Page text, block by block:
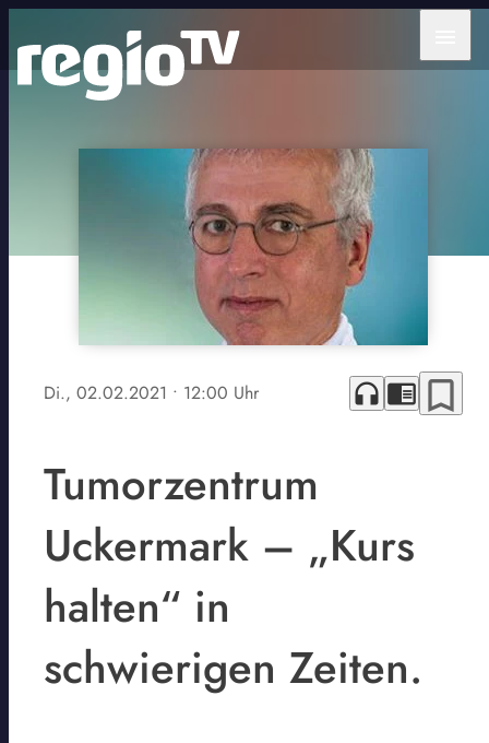
Di., 02.02.2021 • 12:00 Uhr headphones chrome_reader_mode bookmark_border
Tumorzentrum
Uckermark – „Kurs
halten“ in
schwierigen Zeiten.